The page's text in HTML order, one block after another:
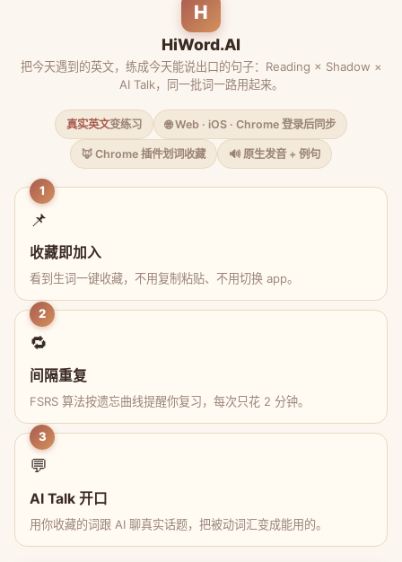
H
HiWord.AI
把今天遇到的英文，练成今天能说出口的句子：Reading × Shadow ×
AI Talk，同一批词一路用起来。
真实英文变练习 🌐 Web · iOS · Chrome 登录后同步
🦊 Chrome 插件划词收藏 🔊 原生发音 + 例句
1
📌
收藏即加入
看到生词一键收藏，不用复制粘贴、不用切换 app。
2
🔁
间隔重复
FSRS 算法按遗忘曲线提醒你复习，每次只花 2 分钟。
3
💬
AI Talk 开口
用你收藏的词跟 AI 聊真实话题，把被动词汇变成能用的。